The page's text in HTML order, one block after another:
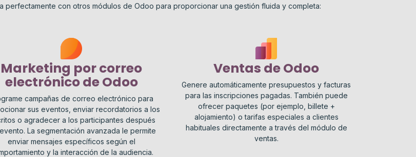
perfectamente con otros módulos de Odoo para proporcionar una gestión fluida y completa:
Marketing por correo
electrónico de Odoo
campañas de correo electrónico para
sus eventos, enviar recordatorios a los
o agradecer a los participantes después
La segmentación avanzada le permite
enviar mensajes específicos según el
y la interacción de la audiencia.
Ventas de Odoo
Genere automáticamente presupuestos y facturas
para las inscripciones pagadas. También puede
ofrecer paquetes (por ejemplo, billete +
alojamiento) o tarifas especiales a clientes
habituales directamente a través del módulo de
ventas.